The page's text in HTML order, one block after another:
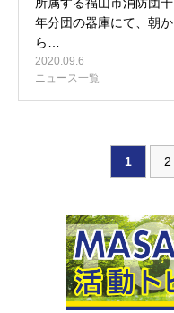
年分団の器庫にて、朝か
ら…
2020.09.6
ニュース一覧
1 2